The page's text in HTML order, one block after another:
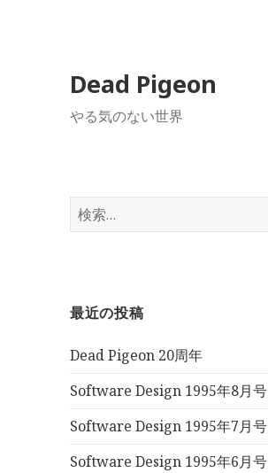
Dead Pigeon
やる気のない世界
検
索:
最近の投稿
Dead Pigeon 20周年
Software Design 1995年8月号
Software Design 1995年7月号
Software Design 1995年6月号